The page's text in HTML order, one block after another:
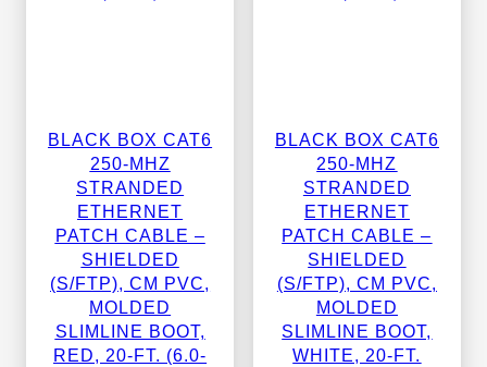
BLACK BOX CAT6
250-MHZ
STRANDED
ETHERNET
PATCH CABLE –
SHIELDED
(S/FTP), CM PVC,
MOLDED
SLIMLINE BOOT,
RED, 20-FT. (6.0-
BLACK BOX CAT6
250-MHZ
STRANDED
ETHERNET
PATCH CABLE –
SHIELDED
(S/FTP), CM PVC,
MOLDED
SLIMLINE BOOT,
WHITE, 20-FT.